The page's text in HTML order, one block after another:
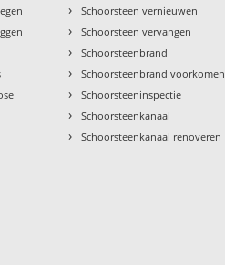
› Schoorsteen vernieuwen
› Schoorsteen vervangen
› Schoorsteenbrand
› Schoorsteenbrand voorkomen
› Schoorsteeninspectie
› Schoorsteenkanaal
› Schoorsteenkanaal renoveren